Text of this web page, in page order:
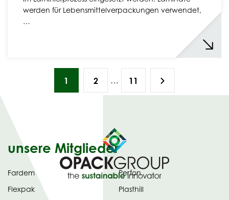
werden für Lebensmittelverpackungen verwendet,
…
1 2 … 11
unsere Mitglieder
Fardem
Flexpak
Perfon
Plasthill